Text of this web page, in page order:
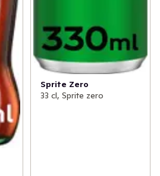
Sprite Zero
33 cl, Sprite zero